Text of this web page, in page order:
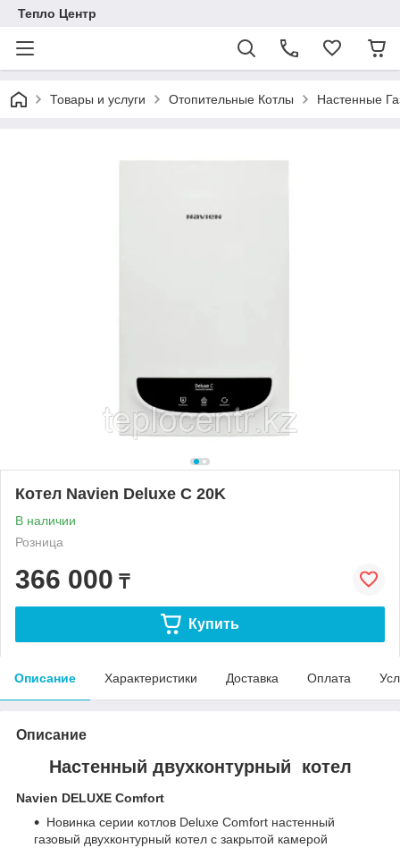
Тепло Центр
Товары и услуги Отопительные Котлы Настенные
Котел Navien Deluxe C 20K
В наличии
Розница
366 000 ₸
Купить
Описание Характеристики Доставка Оплата
Описание
Настенный двухконтурный котел
Navien DELUXE Comfort
Новинка серии котлов Deluxe Comfort настенный
газовый двухконтурный котел с закрытой камерой